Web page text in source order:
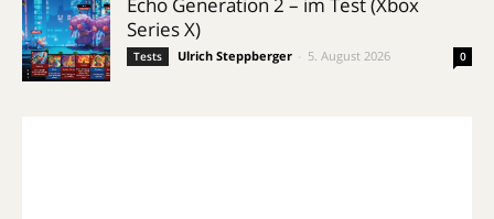
Series X)
Tests Ulrich Steppberger 5. August 2026 0